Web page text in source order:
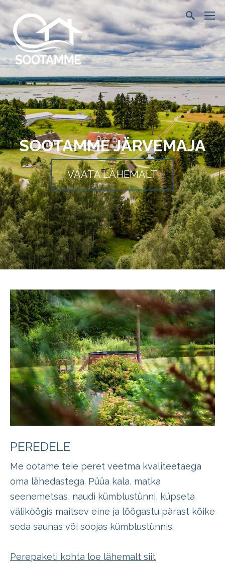
SOOTAMME JÄRVEMAJA
VAATA LÄHEMALT
PEREDELE
Me ootame teie peret veetma kvaliteetaega
oma lähedastega. Püüa kala, matka
seenemetsas, naudi kümblustünni, küpseta
väliköögis maitsev eine ja lõõgastu pärast kõike
seda saunas või soojas kümblustünnis.
Perepaketi kohta loe lähemalt siit